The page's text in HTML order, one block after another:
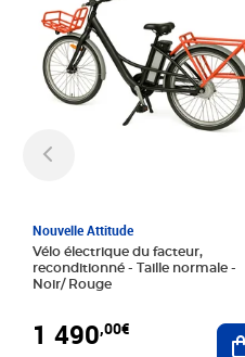
Nouvelle Attitude
Vélo électrique du facteur,
reconditionné - Taille normale -
Noir/ Rouge
1 490,00€